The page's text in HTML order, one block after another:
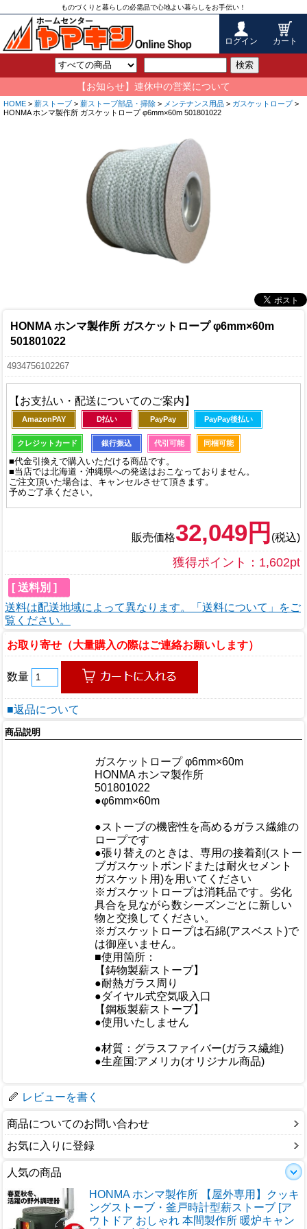
ものづくりと暮らしの必需品で心地よい暮らしをお手伝い！
ログイン カート
検索
【お知らせ】連休中の営業について
HOME > 薪ストーブ > 薪ストーブ部品・掃除 > メンテナンス用品 > ガスケットロープ>
HONMA ホンマ製作所 ガスケットロープ φ6mm×60m 501801022
HONMA ホンマ製作所 ガスケットロープ φ6mm×60m
501801022
4934756102267
【お支払い・配送についてのご案内】
AmazonPAY D払い PayPay PayPay後払い
クレジットカード 銀行振込 代引可能 同梱可能
■代金引換えで購入いただける商品です。
■当店では北海道・沖縄県への発送はおこなっておりません。
ご注文頂いた場合は、キャンセルさせて頂きます。
予めご了承ください。
販売価格32,049円 (税込)
獲得ポイント：1,602pt
[ 送料別 ]
送料は配送地域によって異なります。「送料について」をご
覧ください。
お取り寄せ（大量購入の際はご連絡お願いします）
数量
■返品について
商品説明
ガスケットロープ φ6mm×60m
HONMA ホンマ製作所
501801022
●φ6mm×60m
●ストーブの機密性を高めるガラス繊維の
ロープです
●張り替えのときは、専用の接着剤(ストー
ブガスケットボンドまたは耐火セメント
ガスケット用)を用いてください
※ガスケットロープは消耗品です。劣化
具合を見ながら数シーズンごとに新しい
物と交換してください。
※ガスケットロープは石綿(アスベスト)で
は御座いません。
■使用箇所：
【鋳物製薪ストーブ】
●耐熱ガラス周り
●ダイヤル式空気吸入口
【鋼板製薪ストーブ】
●使用いたしません
●材質：グラスファイバー(ガラス繊維)
●生産国:アメリカ(オリジナル商品)
レビューを書く
商品についてのお問い合わせ
お気に入りに登録
人気の商品
HONMA ホンマ製作所 【屋外専用】クッキ
ングストーブ・釜戸時計型薪ストーブ [ア
ウトドア おしゃれ 本間製作所 暖炉キャン